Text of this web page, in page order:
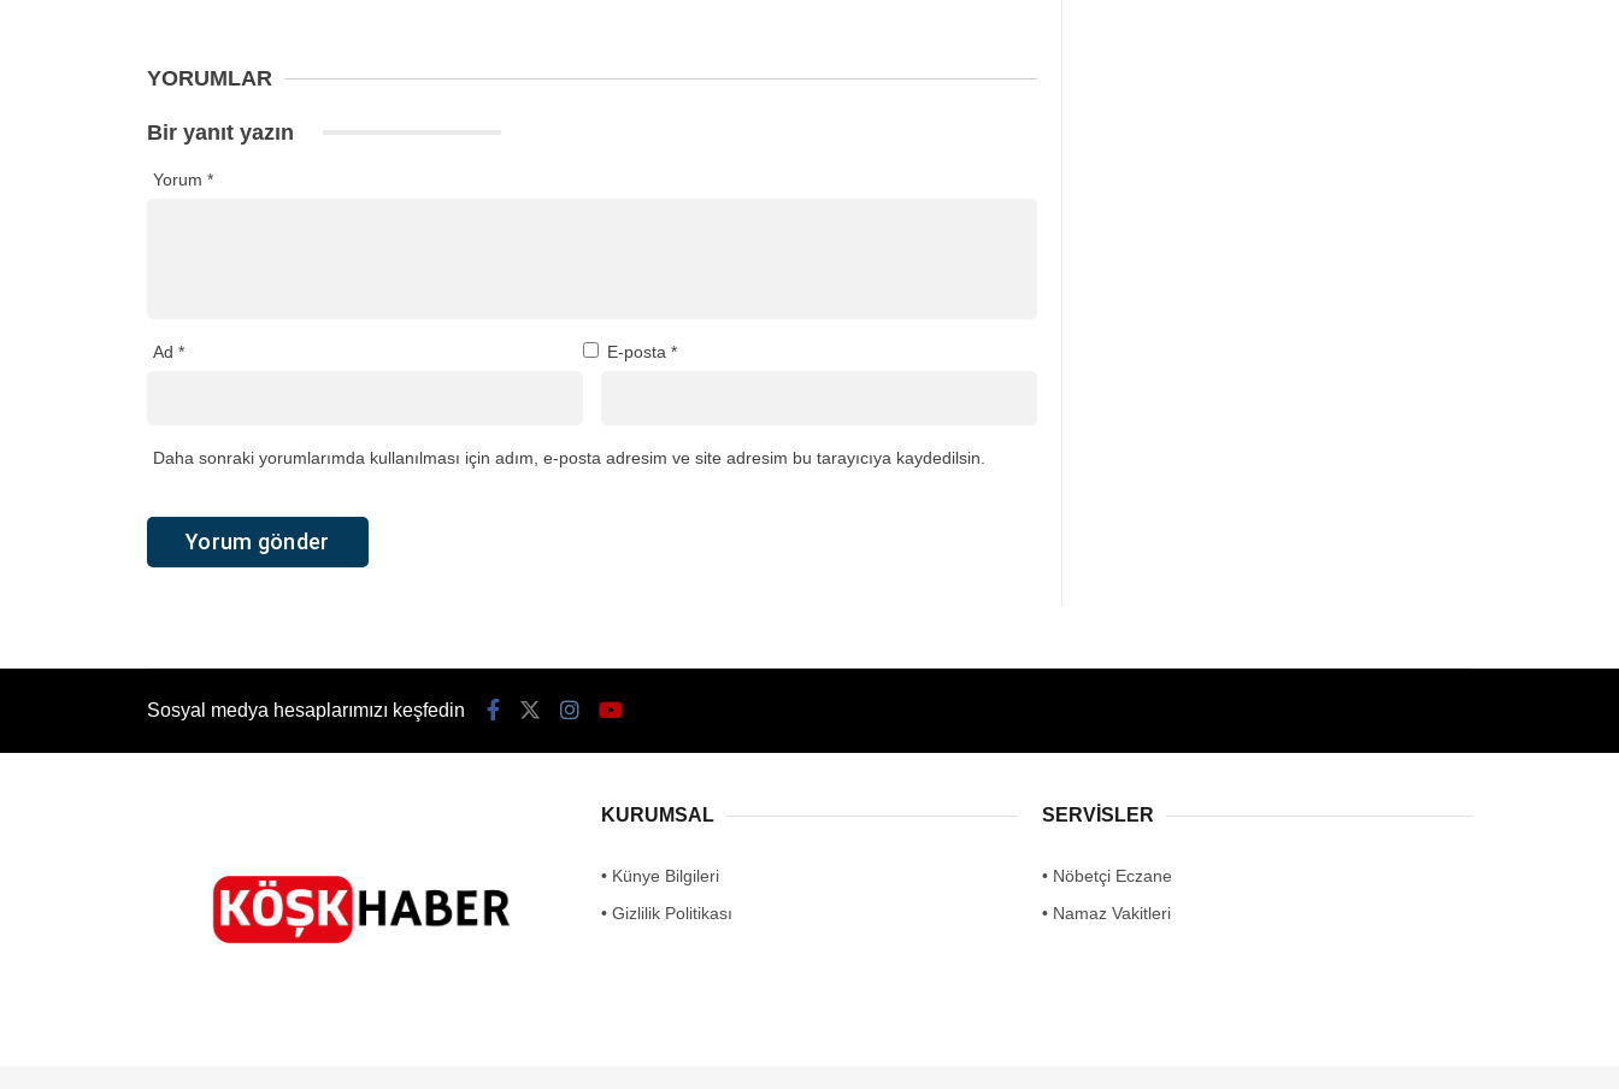
YORUMLAR
Bir yanıt yazın
Yorum *
Ad * E-posta *
Daha sonraki yorumlarımda kullanılması için adım, e-posta adresim ve site adresim bu tarayıcıya kaydedilsin.
Sosyal medya hesaplarımızı keşfedin
KURUMSAL
• Künye Bilgileri
• Gizlilik Politikası
SERVİSLER
• Nöbetçi Eczane
• Namaz Vakitleri